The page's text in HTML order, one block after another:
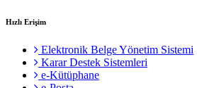
Hızlı Erişim
Elektronik Belge Yönetim Sistemi
Karar Destek Sistemleri
e-Kütüphane